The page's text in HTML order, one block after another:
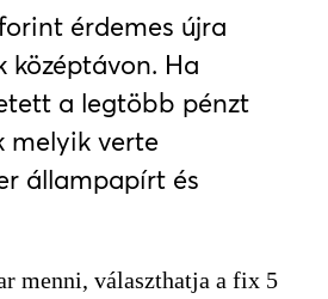
érdemes újra
Ha
a legtöbb pénzt
melyik verte
állampapírt és
menni, választhatja a fix 5